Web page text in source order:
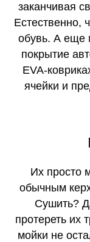
заканчивая
Естественно,
обувь. А еще
покрытие
EVA-
ячейки и
Их просто
обычным
Сушить?
протереть их
мойки не